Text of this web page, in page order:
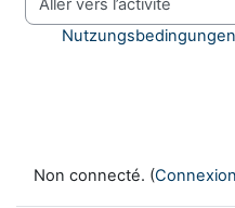
Aller vers l’activité
Non connecté. (Connexion